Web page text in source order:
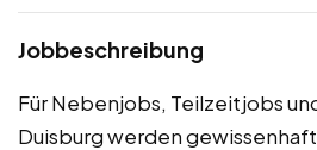
Jobbeschreibung
Für Nebenjobs, Teilzeitjobs
Duisburg werden